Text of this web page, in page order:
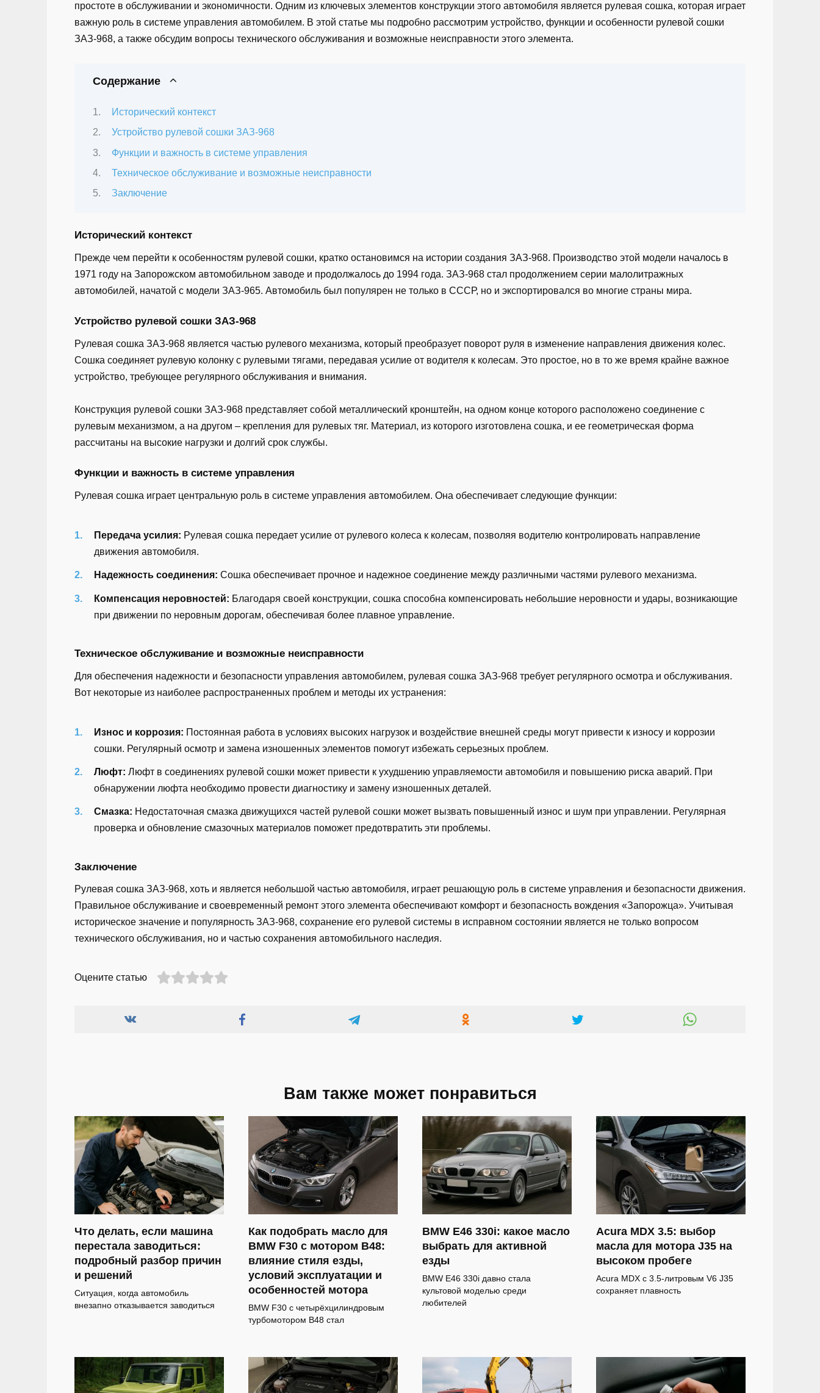
простоте в обслуживании и экономичности. Одним из ключевых элементов конструкции этого автомобиля является рулевая сошка, которая играет
важную роль в системе управления автомобилем. В этой статье мы подробно рассмотрим устройство, функции и особенности рулевой сошки
ЗАЗ-968, а также обсудим вопросы технического обслуживания и возможные неисправности этого элемента.
Содержание
Исторический контекст
Устройство рулевой сошки ЗАЗ-968
Функции и важность в системе управления
Техническое обслуживание и возможные неисправности
Заключение
Исторический контекст
Прежде чем перейти к особенностям рулевой сошки, кратко остановимся на истории создания ЗАЗ-968. Производство этой модели началось в
1971 году на Запорожском автомобильном заводе и продолжалось до 1994 года. ЗАЗ-968 стал продолжением серии малолитражных
автомобилей, начатой с модели ЗАЗ-965. Автомобиль был популярен не только в СССР, но и экспортировался во многие страны мира.
Устройство рулевой сошки ЗАЗ-968
Рулевая сошка ЗАЗ-968 является частью рулевого механизма, который преобразует поворот руля в изменение направления движения колес.
Сошка соединяет рулевую колонку с рулевыми тягами, передавая усилие от водителя к колесам. Это простое, но в то же время крайне важное
устройство, требующее регулярного обслуживания и внимания.
Конструкция рулевой сошки ЗАЗ-968 представляет собой металлический кронштейн, на одном конце которого расположено соединение с
рулевым механизмом, а на другом – крепления для рулевых тяг. Материал, из которого изготовлена сошка, и ее геометрическая форма
рассчитаны на высокие нагрузки и долгий срок службы.
Функции и важность в системе управления
Рулевая сошка играет центральную роль в системе управления автомобилем. Она обеспечивает следующие функции:
Передача усилия: Рулевая сошка передает усилие от рулевого колеса к колесам, позволяя водителю контролировать направление
движения автомобиля.
Надежность соединения: Сошка обеспечивает прочное и надежное соединение между различными частями рулевого механизма.
Компенсация неровностей: Благодаря своей конструкции, сошка способна компенсировать небольшие неровности и удары, возникающие
при движении по неровным дорогам, обеспечивая более плавное управление.
Техническое обслуживание и возможные неисправности
Для обеспечения надежности и безопасности управления автомобилем, рулевая сошка ЗАЗ-968 требует регулярного осмотра и обслуживания.
Вот некоторые из наиболее распространенных проблем и методы их устранения:
Износ и коррозия: Постоянная работа в условиях высоких нагрузок и воздействие внешней среды могут привести к износу и коррозии
сошки. Регулярный осмотр и замена изношенных элементов помогут избежать серьезных проблем.
Люфт: Люфт в соединениях рулевой сошки может привести к ухудшению управляемости автомобиля и повышению риска аварий. При
обнаружении люфта необходимо провести диагностику и замену изношенных деталей.
Смазка: Недостаточная смазка движущихся частей рулевой сошки может вызвать повышенный износ и шум при управлении. Регулярная
проверка и обновление смазочных материалов поможет предотвратить эти проблемы.
Заключение
Рулевая сошка ЗАЗ-968, хоть и является небольшой частью автомобиля, играет решающую роль в системе управления и безопасности движения.
Правильное обслуживание и своевременный ремонт этого элемента обеспечивают комфорт и безопасность вождения «Запорожца». Учитывая
историческое значение и популярность ЗАЗ-968, сохранение его рулевой системы в исправном состоянии является не только вопросом
технического обслуживания, но и частью сохранения автомобильного наследия.
Оцените статью
Вам также может понравиться
Что делать, если машина
перестала заводиться:
подробный разбор причин
и решений
Ситуация, когда автомобиль
внезапно отказывается заводиться
Как подобрать масло для
BMW F30 с мотором B48:
влияние стиля езды,
условий эксплуатации и
особенностей мотора
BMW F30 с четырёхцилиндровым
турбомотором B48 стал
BMW E46 330i: какое масло
выбрать для активной
езды
BMW E46 330i давно стала
культовой моделью среди
любителей
Acura MDX 3.5: выбор
масла для мотора J35 на
высоком пробеге
Acura MDX с 3.5-литровым V6 J35
сохраняет плавность